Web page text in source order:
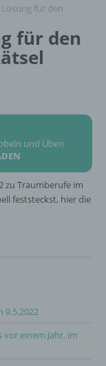
für den
für den
und Üben
zu Traumberufe im
feststeckst, hier die
9.5.2022
vor einem Jahr, im